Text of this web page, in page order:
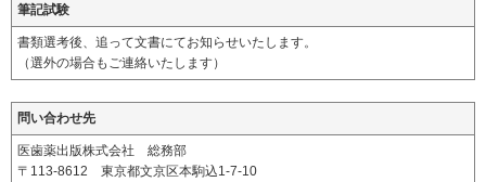
筆記試験
書類選考後、追って文書にてお知らせいたします。
（選外の場合もご連絡いたします）
問い合わせ先
医歯薬出版株式会社 総務部
〒113-8612 東京都文京区本駒込1-7-10